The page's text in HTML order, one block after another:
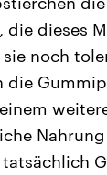
dieses
noch